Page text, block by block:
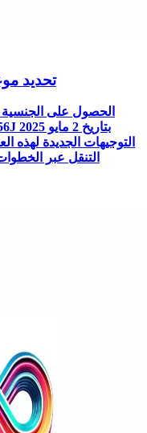
تحديد
الحصول على
التوجيهات الجديدة لهذه
التنقل عبر